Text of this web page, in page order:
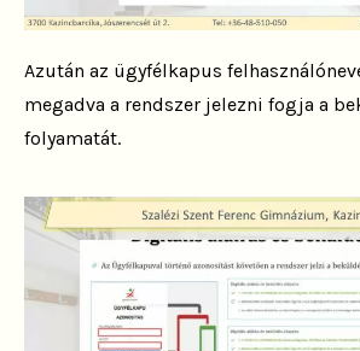
Azután az ügyfélkapus
megadva a rendszer jelezni fogja a
folyamatát.